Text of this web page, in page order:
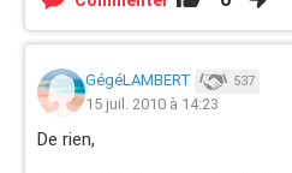
GégéLAMBERT 537
15 juil. 2010 à 14:23
De rien,